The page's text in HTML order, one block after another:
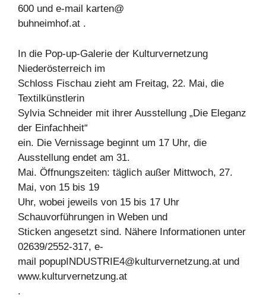
600 und e-mail karten@
buhneimhof.at .
In die Pop-up-Galerie der Kulturvernetzung
Niederösterreich im
Schloss Fischau zieht am Freitag, 22. Mai, die
Textilkünstlerin
Sylvia Schneider mit ihrer Ausstellung „Die Eleganz
der Einfachheit“
ein. Die Vernissage beginnt um 17 Uhr, die
Ausstellung endet am 31.
Mai. Öffnungszeiten: täglich außer Mittwoch, 27.
Mai, von 15 bis 19
Uhr, wobei jeweils von 15 bis 17 Uhr
Schauvorführungen in Weben und
Sticken angesetzt sind. Nähere Informationen unter
02639/2552-317, e-
mail popupINDUSTRIE4@kulturvernetzung.at und
www.kulturvernetzung.at
.